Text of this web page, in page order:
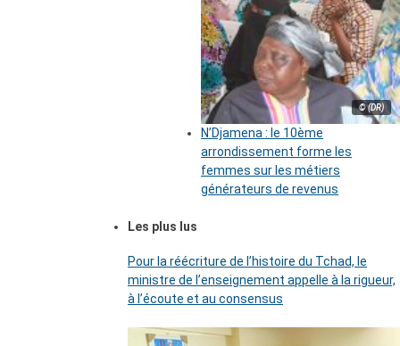
© (DR)
N’Djamena : le 10ème
arrondissement forme les
femmes sur les métiers
générateurs de revenus
Les plus lus
Pour la réécriture de l’histoire du Tchad, le
ministre de l’enseignement appelle à la rigueur,
à l’écoute et au consensus